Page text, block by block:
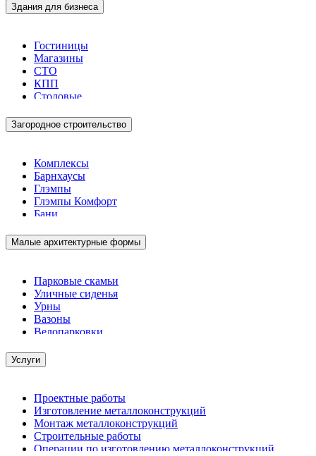
Здания для бизнеса
Гостиницы
Магазины
СТО
КПП
Столовые
Загородное строительство
Комплексы
Барнхаусы
Глэмпы
Глэмпы Комфорт
Бани
Малые архитектурные формы
Парковые скамьи
Уличные сиденья
Урны
Вазоны
Велопарковки
Услуги
Проектные работы
Изготовление металлоконструкций
Монтаж металлоконструкций
Строительные работы
Операции по изготовлению металлоконструкций